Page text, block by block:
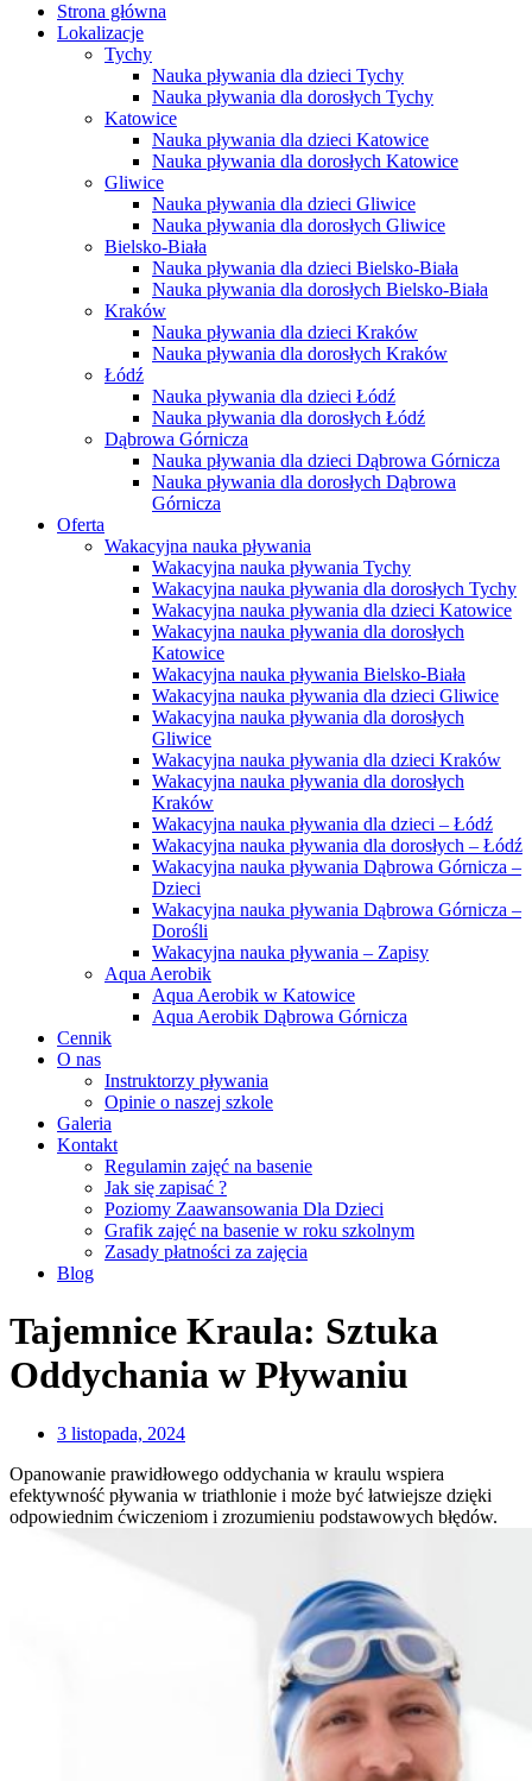
Strona główna
Lokalizacje
Tychy
Nauka pływania dla dzieci Tychy
Nauka pływania dla dorosłych Tychy
Katowice
Nauka pływania dla dzieci Katowice
Nauka pływania dla dorosłych Katowice
Gliwice
Nauka pływania dla dzieci Gliwice
Nauka pływania dla dorosłych Gliwice
Bielsko-Biała
Nauka pływania dla dzieci Bielsko-Biała
Nauka pływania dla dorosłych Bielsko-Biała
Kraków
Nauka pływania dla dzieci Kraków
Nauka pływania dla dorosłych Kraków
Łódź
Nauka pływania dla dzieci Łódź
Nauka pływania dla dorosłych Łódź
Dąbrowa Górnicza
Nauka pływania dla dzieci Dąbrowa Górnicza
Nauka pływania dla dorosłych Dąbrowa
Górnicza
Oferta
Wakacyjna nauka pływania
Wakacyjna nauka pływania Tychy
Wakacyjna nauka pływania dla dorosłych Tychy
Wakacyjna nauka pływania dla dzieci Katowice
Wakacyjna nauka pływania dla dorosłych
Katowice
Wakacyjna nauka pływania Bielsko-Biała
Wakacyjna nauka pływania dla dzieci Gliwice
Wakacyjna nauka pływania dla dorosłych
Gliwice
Wakacyjna nauka pływania dla dzieci Kraków
Wakacyjna nauka pływania dla dorosłych
Kraków
Wakacyjna nauka pływania dla dzieci – Łódź
Wakacyjna nauka pływania dla dorosłych – Łódź
Wakacyjna nauka pływania Dąbrowa Górnicza –
Dzieci
Wakacyjna nauka pływania Dąbrowa Górnicza –
Dorośli
Wakacyjna nauka pływania – Zapisy
Aqua Aerobik
Aqua Aerobik w Katowice
Aqua Aerobik Dąbrowa Górnicza
Cennik
O nas
Instruktorzy pływania
Opinie o naszej szkole
Galeria
Kontakt
Regulamin zajęć na basenie
Jak się zapisać ?
Poziomy Zaawansowania Dla Dzieci
Grafik zajęć na basenie w roku szkolnym
Zasady płatności za zajęcia
Blog
Tajemnice Kraula: Sztuka
Oddychania w Pływaniu
3 listopada, 2024
Opanowanie prawidłowego oddychania w kraulu wspiera
efektywność pływania w triathlonie i może być łatwiejsze dzięki
odpowiednim ćwiczeniom i zrozumieniu podstawowych błędów.